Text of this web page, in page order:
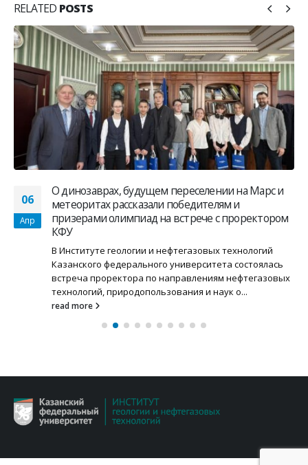
RELATED POSTS
06
Апр
О динозаврах, будущем переселении на Марс и
метеоритах рассказали победителям и
призерами олимпиад на встрече с проректором
КФУ
В Институте геологии и нефтегазовых технологий
Казанского федерального университета состоялась
встреча проректора по направлениям нефтегазовых
технологий, природопользования и наук о...
read more